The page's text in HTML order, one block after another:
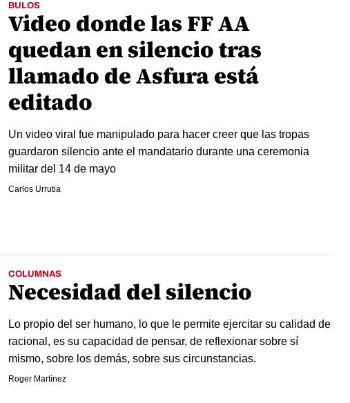
BULOS
Video donde las FF AA
quedan en silencio tras
llamado de Asfura está
editado
Un video viral fue manipulado para hacer creer que las tropas
guardaron silencio ante el mandatario durante una ceremonia
militar del 14 de mayo
Carlos Urrutia
COLUMNAS
Necesidad del silencio
Lo propio del ser humano, lo que le permite ejercitar su calidad de
racional, es su capacidad de pensar, de reflexionar sobre sí
mismo, sobre los demás, sobre sus circunstancias.
Roger Martínez